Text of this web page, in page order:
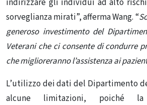
sorveglianza mirati”, afferma Wang. “
generoso investimento del
Veterani che ci consente di condurre
che miglioreranno l’assistenza ai
L’utilizzo dei dati del Dipartimento
alcune limitazioni, poiché